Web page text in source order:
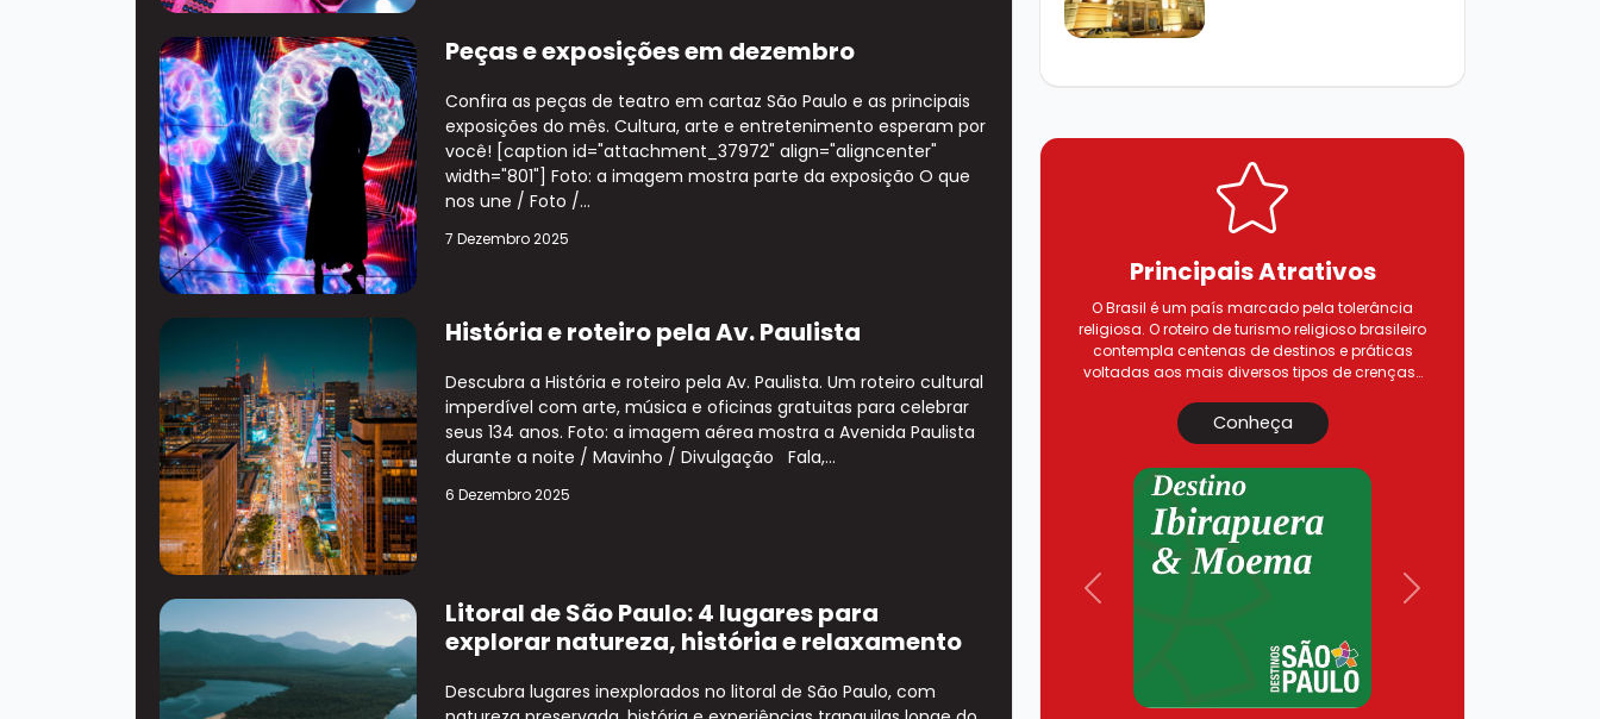
Peças e exposições em dezembro
Confira as peças de teatro em cartaz São Paulo e as principais
exposições do mês. Cultura, arte e entretenimento esperam por
você! [caption id="attachment_37972" align="aligncenter"
width="801"] Foto: a imagem mostra parte da exposição O que
nos une / Foto /...
7 Dezembro 2025
História e roteiro pela Av. Paulista
Descubra a História e roteiro pela Av. Paulista. Um roteiro cultural
imperdível com arte, música e oficinas gratuitas para celebrar
seus 134 anos. Foto: a imagem aérea mostra a Avenida Paulista
durante a noite / Mavinho / Divulgação Fala,...
6 Dezembro 2025
Litoral de São Paulo: 4 lugares para
explorar natureza, história e relaxamento
Descubra lugares inexplorados no litoral de São Paulo, com
PrincipaisAtrativos
O Brasil é um país marcado pela tolerância
religiosa. O roteiro de turismo religioso brasileiro
contempla centenas de destinos e práticas
voltadas aos mais diversos tipos de crenças…
Conheça
Previous Next